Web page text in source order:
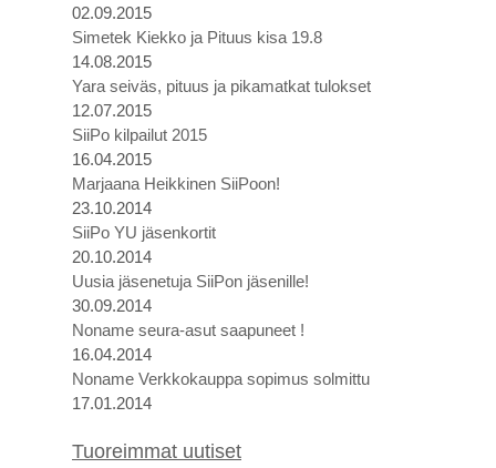
02.09.2015
Simetek Kiekko ja Pituus kisa 19.8
14.08.2015
Yara seiväs, pituus ja pikamatkat tulokset
12.07.2015
SiiPo kilpailut 2015
16.04.2015
Marjaana Heikkinen SiiPoon!
23.10.2014
SiiPo YU jäsenkortit
20.10.2014
Uusia jäsenetuja SiiPon jäsenille!
30.09.2014
Noname seura-asut saapuneet !
16.04.2014
Noname Verkkokauppa sopimus solmittu
17.01.2014
Tuoreimmat uutiset